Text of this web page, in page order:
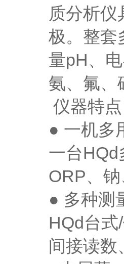
质分析
极。整套
量pH、
氨、氟、
仪器特
● 一机多
一台HQd
ORP、
● 多种测
HQd台
间接读数